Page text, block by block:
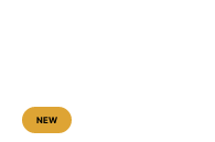
ÉTIQUETTE
DU
NEW